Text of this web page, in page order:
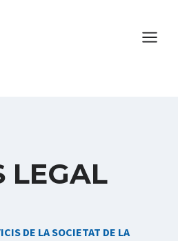
LEGAL
DE LA SOCIETAT DE LA